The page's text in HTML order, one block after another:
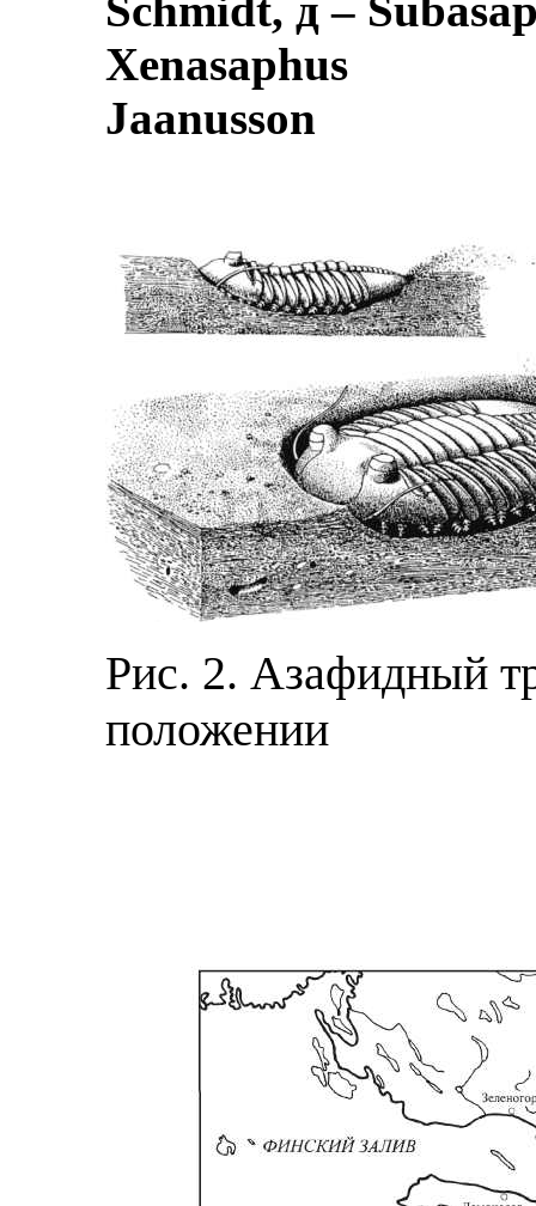
Schmidt, д –
Xenasaphus
Jaanusson
Рис. 2. Азафидный
положении